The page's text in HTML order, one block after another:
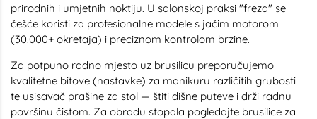
prirodnih i umjetnih noktiju. U salonskoj praksi "freza" se
češće koristi za profesionalne modele s jačim motorom
(30.000+ okretaja) i preciznom kontrolom brzine.
Za potpuno radno mjesto uz brusilicu preporučujemo
kvalitetne bitove (nastavke) za manikuru različitih grubosti
te usisavač prašine za stol — štiti dišne puteve i drži radnu
površinu čistom. Za obradu stopala pogledajte brusilice za